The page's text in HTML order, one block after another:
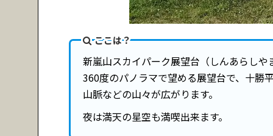
ここは？
新嵐山スカイパーク展望台（しんあらし
360度のパノラマで望める展望台で、十勝
山脈などの山々が広がります。
夜は満天の星空も満喫出来ます。